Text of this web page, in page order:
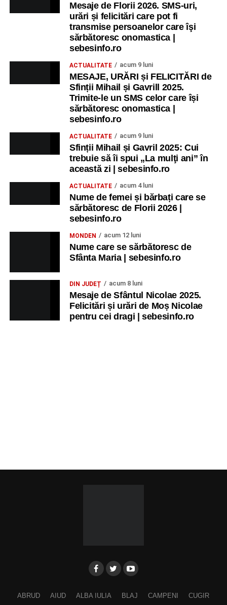
Mesaje de Florii 2026. SMS-uri,
urări și felicitări care pot fi
transmise persoanelor care îşi
sărbătoresc onomastica |
sebesinfo.ro
ACTUALITATE acum 9 luni
MESAJE, URĂRI și FELICITĂRI de
Sfinții Mihail și Gavrill 2025.
Trimite-le un SMS celor care își
sărbătoresc onomastica |
sebesinfo.ro
ACTUALITATE acum 9 luni
Sfinții Mihail și Gavril 2025: Cui
trebuie să îi spui „La mulţi ani” în
această zi | sebesinfo.ro
ACTUALITATE acum 4 luni
Nume de femei și bărbați care se
sărbătoresc de Florii 2026 |
sebesinfo.ro
MONDEN acum 12 luni
Nume care se sărbătoresc de
Sfânta Maria | sebesinfo.ro
DIN JUDEȚ acum 8 luni
Mesaje de Sfântul Nicolae 2025.
Felicitări și urări de Moș Nicolae
pentru cei dragi | sebesinfo.ro
ABRUD AIUD ALBA IULIA BLAJ CAMPENI CUGIR